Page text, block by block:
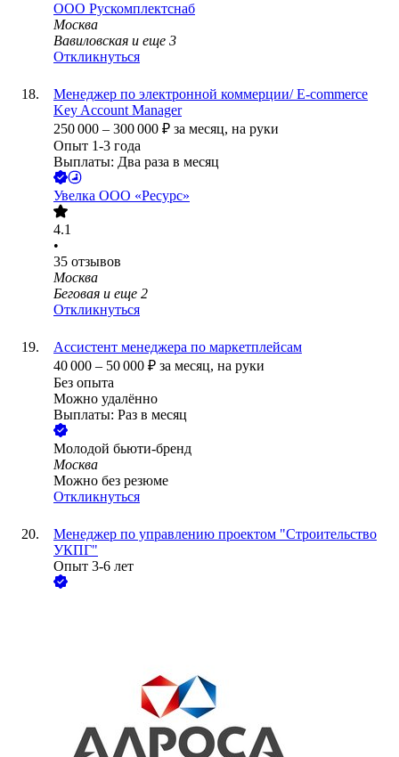
ООО Рускомплектснаб
Москва
Вавиловская и еще 3
Откликнуться
Менеджер по электронной коммерции/ E-commerce
Key Account Manager
250 000 – 300 000 ₽ за месяц, на руки
Опыт 1-3 года
Выплаты: Два раза в месяц
Увелка ООО «Ресурс»
4.1
•
35 отзывов
Москва
Беговая и еще 2
Откликнуться
Ассистент менеджера по маркетплейсам
40 000 – 50 000 ₽ за месяц, на руки
Без опыта
Можно удалённо
Выплаты: Раз в месяц
Молодой бьюти-бренд
Москва
Можно без резюме
Откликнуться
Менеджер по управлению проектом "Строительство
УКПГ"
Опыт 3-6 лет